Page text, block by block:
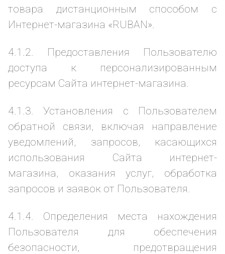
товара дистанционным способом с
Интернет-магазина «RUBAN».
4.1.2. Предоставления Пользователю
доступа к персонализированным
ресурсам Сайта интернет-магазина.
4.1.3. Установления с Пользователем
обратной связи, включая направление
уведомлений, запросов, касающихся
использования Сайта интернет-
магазина, оказания услуг, обработка
запросов и заявок от Пользователя.
4.1.4. Определения места нахождения
Пользователя для обеспечения
безопасности, предотвращения